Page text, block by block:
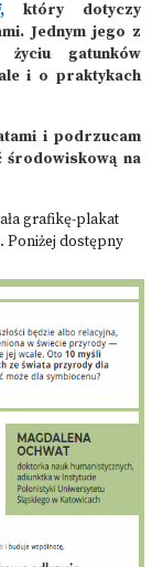
, który dotyczy
Jednym jego z
gatunków
i o praktykach
i podrzucam
środowiskową na
grafikę-plakat
Poniżej dostępny